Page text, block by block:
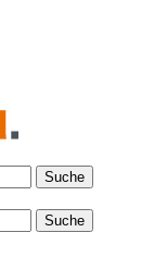
Suche
Suche